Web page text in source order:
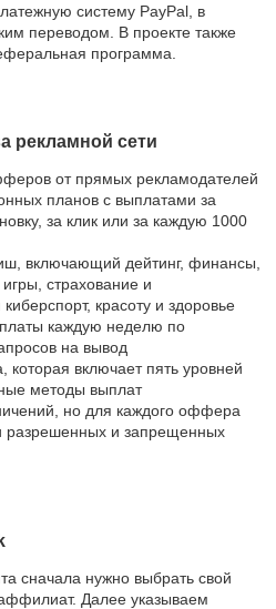
систему PayPal, в
переводом. В проекте также
программа.
рекламной сети
от прямых рекламодателей
планов с выплатами за
за клик или за каждую 1000
включающий дейтинг, финансы,
страхование и
красоту и здоровье
каждую неделю по
на вывод
включает пять уровней
методы выплат
но для каждого оффера
разрешенных и запрещенных
сначала нужно выбрать свой
Далее указываем